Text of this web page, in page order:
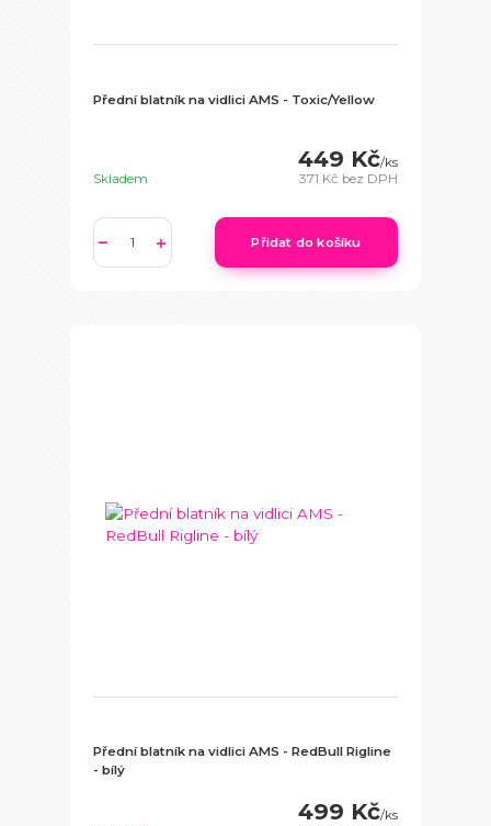
Přední blatník na vidlici AMS - Toxic/Yellow
449 Kč/ks
371 Kč bez DPH
Skladem
Přidat do košíku
Přední blatník na vidlici AMS - RedBull Rigline
- bílý
499 Kč/ks